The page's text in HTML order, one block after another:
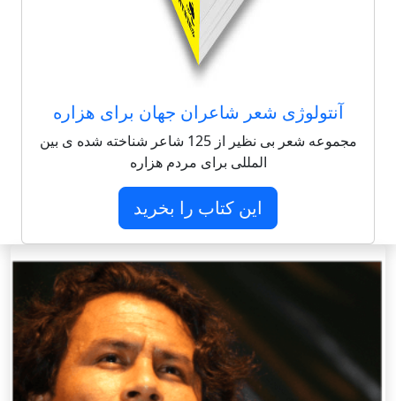
آنتولوژی شعر شاعران جهان برای هزاره
مجموعه شعر بی نظیر از 125 شاعر شناخته شده ی بین
المللی برای مردم هزاره
این کتاب را بخرید